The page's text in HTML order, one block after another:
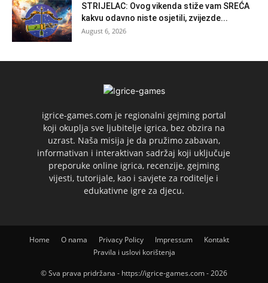
STRIJELAC: Ovog vikenda stiže vam SREĆA
kakvu odavno niste osjetili, zvijezde...
August 6, 2026
igrice-games.com je regionalni gejming portal
koji okuplja sve ljubitelje igrica, bez obzira na
uzrast. Naša misija je da pružimo zabavan,
informativan i interaktivan sadržaj koji uključuje
preporuke online igrica, recenzije, gejming
vijesti, tutorijale, kao i savjete za roditelje i
edukativne igre za djecu.
Home O nama Privacy Policy Impressum
Kontakt
Pravila i uslovi korištenja
© Sva prava pridržana - https://igrice-games.com - 2026